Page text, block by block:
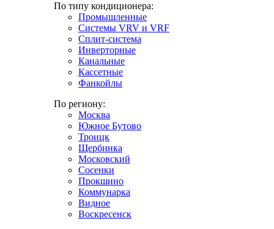
По типу кондиционера:
Промышленные
Системы VRV и VRF
Сплит-система
Инверторные
Канальные
Кассетные
Фанкойлы
По региону:
Москва
Южное Бутово
Троицк
Щербинка
Московский
Сосенки
Прокшино
Коммунарка
Видное
Воскресенск